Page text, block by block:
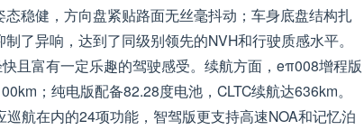
稳健，方向盘紧贴路面无丝毫抖动；车身底盘结构扎
了异响，达到了同级别领先的NVH和行驶质感水平。
且富有一定乐趣的驾驶感受。续航方面，eπ008增程版
；纯电版配备82.28度电池，CLTC续航达636km。
航在内的24项功能，智驾版更支持高速NOA和记忆泊